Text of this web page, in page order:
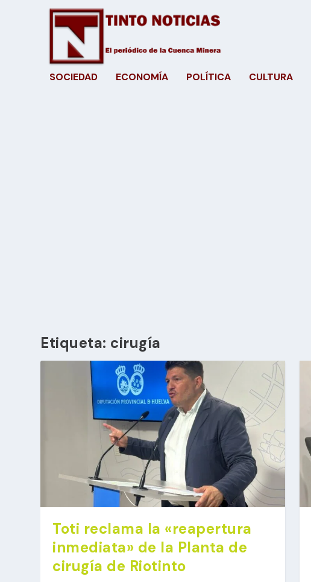
SOCIEDAD ECONOMÍA POLÍTICA CULTURA
Etiqueta: cirugía
Toti reclama la «reapertura
inmediata» de la Planta de
cirugía de Riotinto